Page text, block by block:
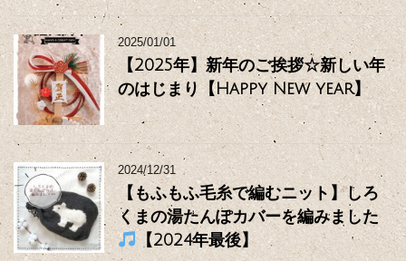
2025/01/01
【2025年】新年のご挨拶☆新しい年
のはじまり【Happy New year】
2024/12/31
【もふもふ毛糸で編むニット】しろ
くまの湯たんぽカバーを編みました
【2024年最後】